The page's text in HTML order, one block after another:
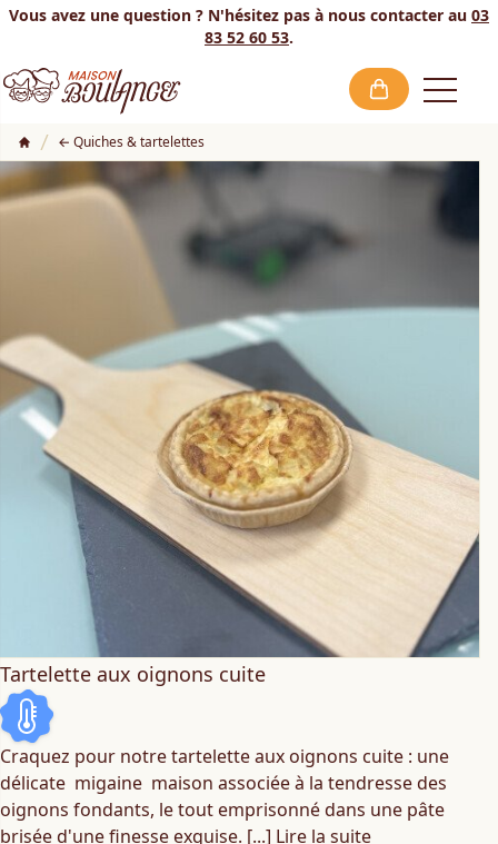
Vous avez une question ? N'hésitez pas à nous contacter au 03
83 52 60 53.
Quiches & tartelettes
Tartelette aux oignons cuite
Craquez pour notre tartelette aux oignons cuite : une
délicate migaine maison associée à la tendresse des
oignons fondants, le tout emprisonné dans une pâte
brisée d'une finesse exquise. [...] Lire la suite